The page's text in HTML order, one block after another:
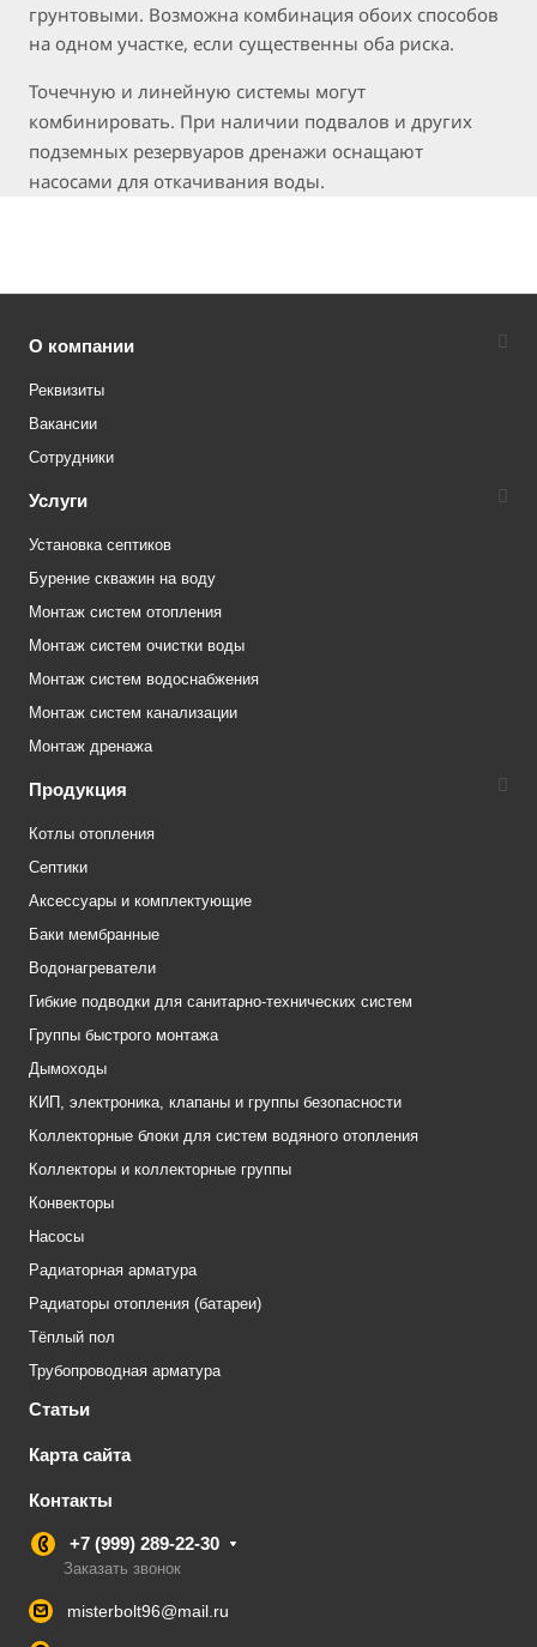
грунтовыми. Возможна комбинация обоих способов
на одном участке, если существенны оба риска.
Точечную и линейную системы могут
комбинировать. При наличии подвалов и других
подземных резервуаров дренажи оснащают
насосами для откачивания воды.
О компании
Реквизиты
Вакансии
Сотрудники
Услуги
Установка септиков
Бурение скважин на воду
Монтаж систем отопления
Монтаж систем очистки воды
Монтаж систем водоснабжения
Монтаж систем канализации
Монтаж дренажа
Продукция
Котлы отопления
Септики
Аксессуары и комплектующие
Баки мембранные
Водонагреватели
Гибкие подводки для санитарно-технических систем
Группы быстрого монтажа
Дымоходы
КИП, электроника, клапаны и группы безопасности
Коллекторные блоки для систем водяного отопления
Коллекторы и коллекторные группы
Конвекторы
Насосы
Радиаторная арматура
Радиаторы отопления (батареи)
Тёплый пол
Трубопроводная арматура
Статьи
Карта сайта
Контакты
+7 (999) 289-22-30
Заказать звонок
misterbolt96@mail.ru